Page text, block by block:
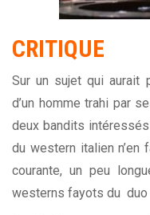
CRITIQUE
Sur un sujet qui aurait
d’un homme trahi par
deux bandits intéressés
du western italien n’en
courante, un peu
westerns fayots du duo